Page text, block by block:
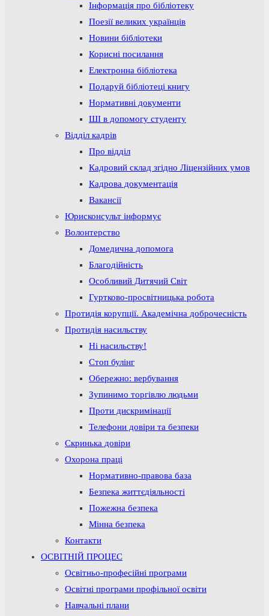
Інформація про бібліотеку
Поезії великих українців
Новини бібліотеки
Корисні посилання
Електронна бібліотека
Подаруй бібліотеці книгу
Нормативні документи
ШІ в допомогу студенту
Відділ кадрів
Про відділ
Кадровий склад згідно Ліцензійних умов
Кадрова документація
Вакансії
Юрисконсульт інформує
Волонтерство
Домедична допомога
Благодійність
Особливий Дитячий Світ
Гуртково-просвітницька робота
Протидія корупції. Академічна доброчесність
Протидія насильству
Ні насильству!
Стоп булінг
Обережно: вербування
Зупинимо торгівлю людьми
Проти дискримінації
Телефони довіри та безпеки
Скринька довіри
Охорона праці
Нормативно-правова база
Безпека життєдіяльності
Пожежна безпека
Мінна безпека
Контакти
ОСВІТНІЙ ПРОЦЕС
Освітньо-професійні програми
Освітні програми профільної освіти
Навчальні плани